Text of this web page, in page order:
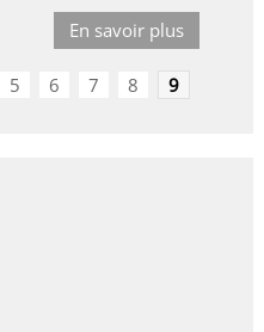
En savoir plus
5 6 7 8 9